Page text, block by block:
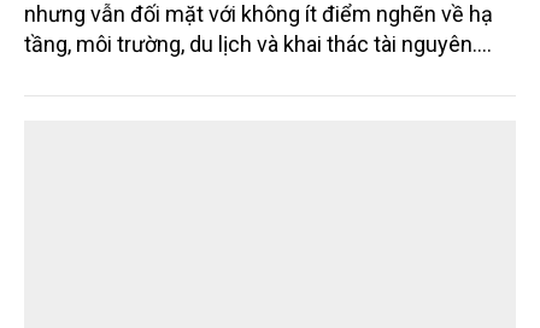
nhưng vẫn đối mặt với không ít điểm nghẽn về hạ
tầng, môi trường, du lịch và khai thác tài nguyên.
đặt mục tiêu đưa kinh tế biển phát triển nhanh, bền